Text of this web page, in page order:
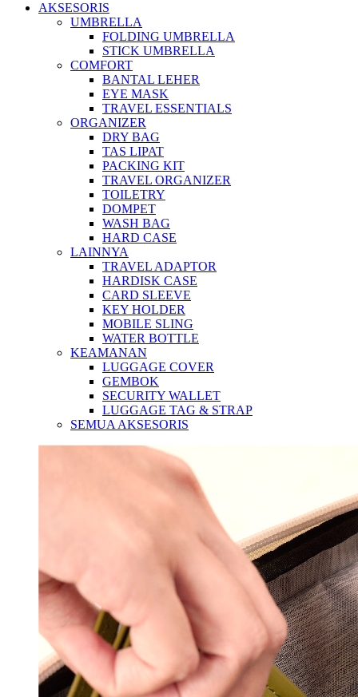
AKSESORIS
UMBRELLA
FOLDING UMBRELLA
STICK UMBRELLA
COMFORT
BANTAL LEHER
EYE MASK
TRAVEL ESSENTIALS
ORGANIZER
DRY BAG
TAS LIPAT
PACKING KIT
TRAVEL ORGANIZER
TOILETRY
DOMPET
WASH BAG
HARD CASE
LAINNYA
TRAVEL ADAPTOR
HARDISK CASE
CARD SLEEVE
KEY HOLDER
MOBILE SLING
WATER BOTTLE
KEAMANAN
LUGGAGE COVER
GEMBOK
SECURITY WALLET
LUGGAGE TAG & STRAP
SEMUA AKSESORIS